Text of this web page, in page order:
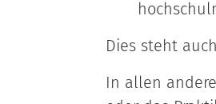
Dies steht
In allen